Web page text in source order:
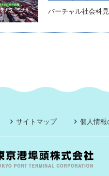
バーチャル社会科
サイトマップ 個人情報